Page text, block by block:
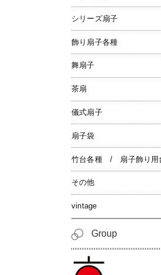
シリーズ扇子
飾り扇子各種
舞扇子
茶扇
儀式扇子
扇子袋
竹台各種 / 扇子飾り用
その他
vintage
Group